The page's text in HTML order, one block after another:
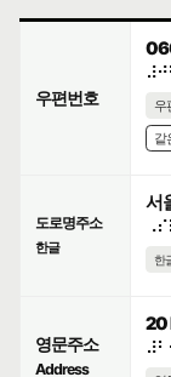
우편번호 우
같
도로명주소
한글
서
한
영문주소
Address
20